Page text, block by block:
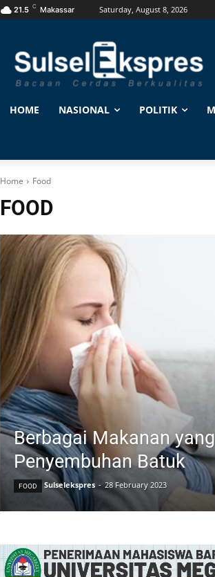
21.5 C Makassar Saturday, August 8, 2026
HOME NASIONAL POLITIK
Home Food
FOOD
Berbagai Makanan
Penyembuhan Batuk
FOOD Sulselekspres - 28 February 2023